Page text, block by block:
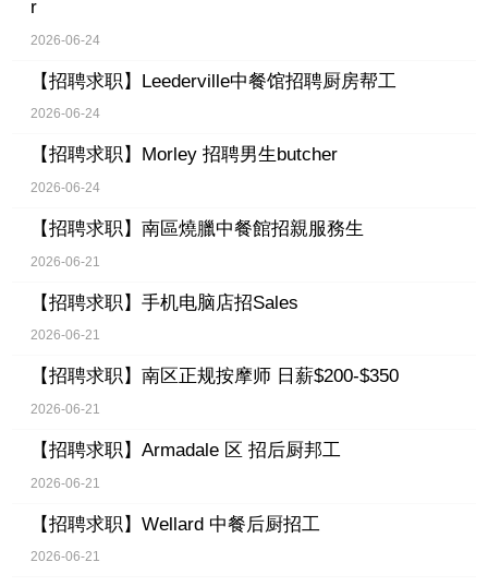
r
2026-06-24
【招聘求职】 Leederville中餐馆招聘厨房帮工
2026-06-24
【招聘求职】 Morley 招聘男生butcher
2026-06-24
【招聘求职】 南區燒臘中餐館招親服務生
2026-06-21
【招聘求职】 手机电脑店招Sales
2026-06-21
【招聘求职】 南区正规按摩师 日薪$200-$350
2026-06-21
【招聘求职】 Armadale 区 招后厨邦工
2026-06-21
【招聘求职】 Wellard 中餐后厨招工
2026-06-21